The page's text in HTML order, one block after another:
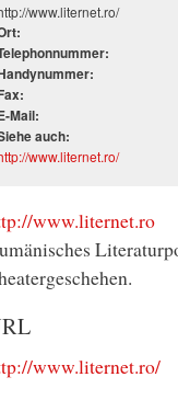
www.liternet.ro/
Mail:
auch:
www.liternet.ro/
www.liternet.ro
www.liternet.ro/